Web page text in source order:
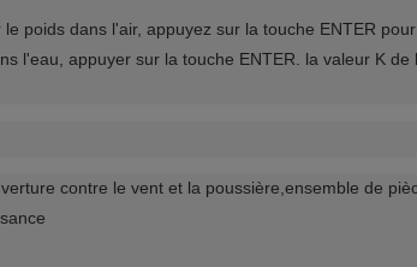
poids dans l'air, appuyez sur la touche ENTER
l'eau, appuyer sur la touche ENTER. la valeur K
contre le vent et la poussière,ensemble de